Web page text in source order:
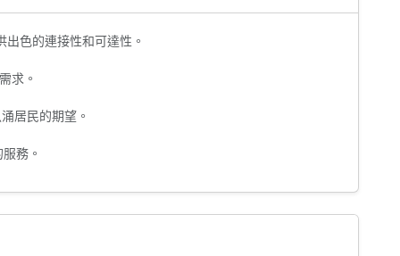
色的連接性和可達性。
求。
居民的期望。
務。